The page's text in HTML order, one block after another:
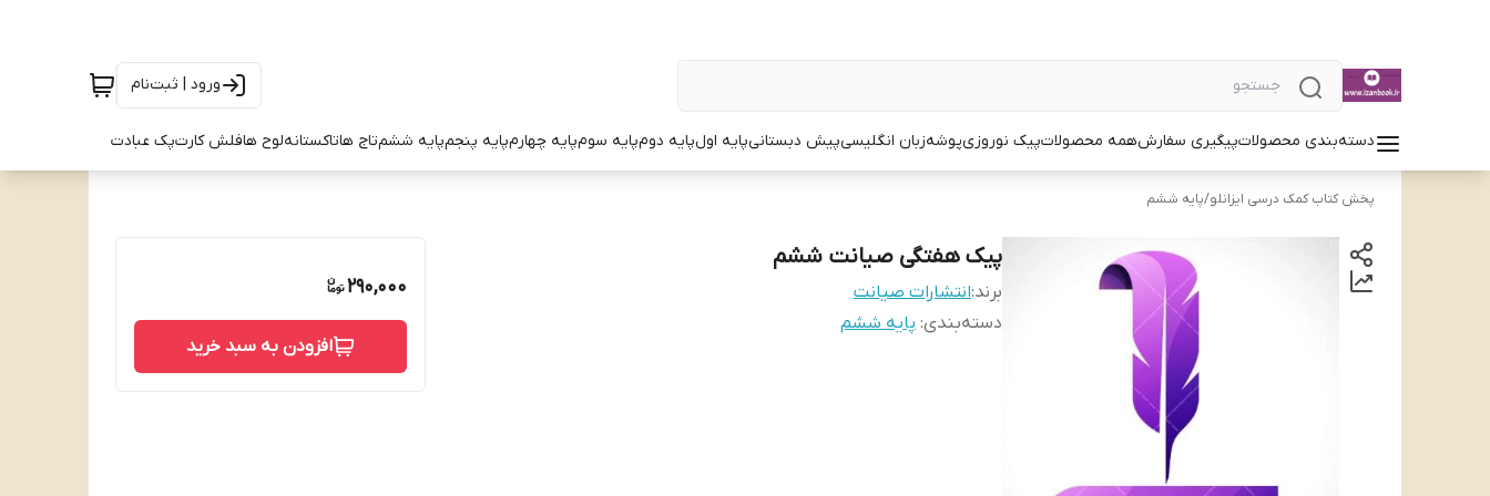
ورود | ثبت‌نام
دسته‌بندی محصولاتپیگیری سفارشهمه محصولاتپیک نوروزیپوشهزبان انگلیسیپیش دبستانیپایه اولپایه دومپایه سومپایه چهارمپایه پنجمپایه ششمتاج هاتاکستانهلوح هافلش کارتپک عبادت
پخش کتاب کمک درسی ایزانلو/پایه ششم
پیک هفتگی صیانت ششم
برند:انتشارات صیانت
دسته‌بندی: پایه ششم
290,000
افزودن به سبد خرید